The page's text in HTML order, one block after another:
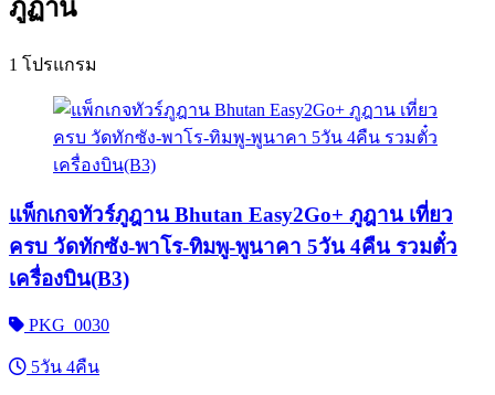
ภูฏาน
1 โปรแกรม
แพ็กเกจทัวร์ภูฎาน Bhutan Easy2Go+ ภูฎาน เที่ยว
ครบ วัดทักซัง-พาโร-ทิมพู-พูนาคา 5วัน 4คืน รวมตั๋ว
เครื่องบิน(B3)
PKG_0030
5วัน 4คืน